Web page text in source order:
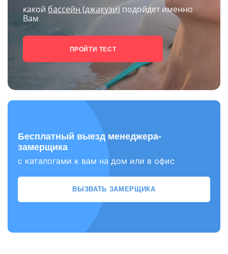
какой бассейн (джакузи) подойдет именно
Вам
ПРОЙТИ ТЕСТ
Бесплатный выезд менеджера-
замерщика
с каталогами к вам на дом или в офис
ВЫЗВАТЬ ЗАМЕРЩИКА